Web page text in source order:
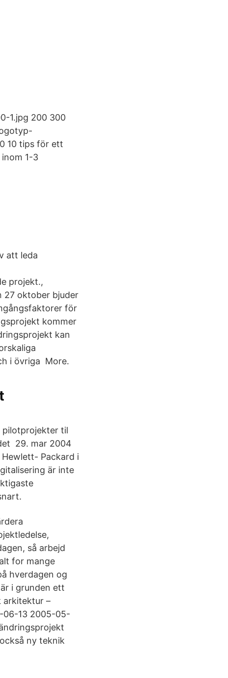
1.jpg 200 300
10 tips för ett
1-3
att leda
projekt.,
27 oktober bjuder
för
kommer
kan
i övriga More.
pilotprojekter til
29. mar 2004
Packard i
är inte
så arbejd
for mange
hverdagen og
i grunden ett
arkitektur –
06-13 2005-05-
ny teknik